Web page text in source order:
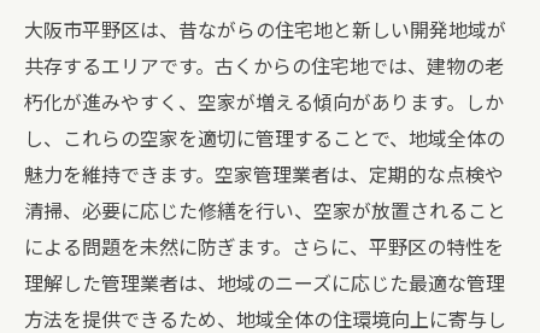
大阪市平野区は、昔ながらの住宅地と新しい開発地域が
共存するエリアです。古くからの住宅地では、建物の老
朽化が進みやすく、空家が増える傾向があります。しか
し、これらの空家を適切に管理することで、地域全体の
魅力を維持できます。空家管理業者は、定期的な点検や
清掃、必要に応じた修繕を行い、空家が放置されること
による問題を未然に防ぎます。さらに、平野区の特性を
理解した管理業者は、地域のニーズに応じた最適な管理
方法を提供できるため、地域全体の住環境向上に寄与し